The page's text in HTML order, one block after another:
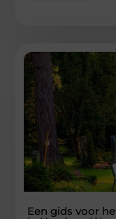
Een gids voor